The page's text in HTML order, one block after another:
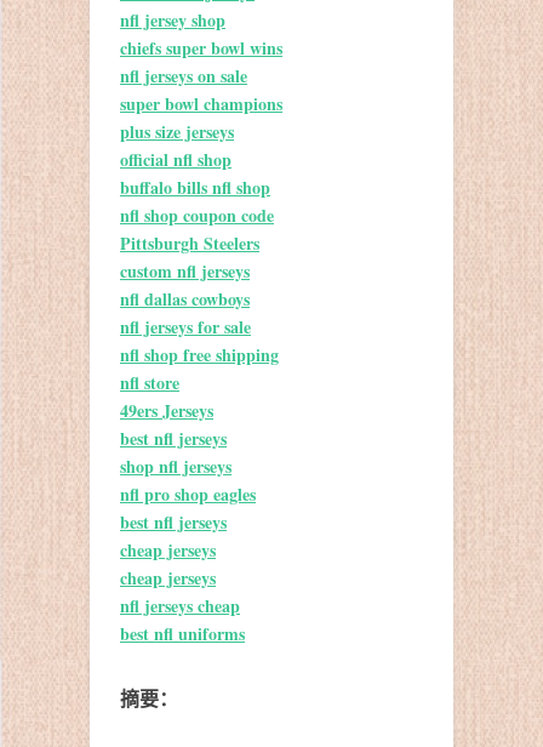
nfl jersey shop
chiefs super bowl wins
nfl jerseys on sale
super bowl champions
plus size jerseys
official nfl shop
buffalo bills nfl shop
nfl shop coupon code
Pittsburgh Steelers
custom nfl jerseys
nfl dallas cowboys
nfl jerseys for sale
nfl shop free shipping
nfl store
49ers Jerseys
best nfl jerseys
shop nfl jerseys
nfl pro shop eagles
best nfl jerseys
cheap jerseys
cheap jerseys
nfl jerseys cheap
best nfl uniforms
摘要：